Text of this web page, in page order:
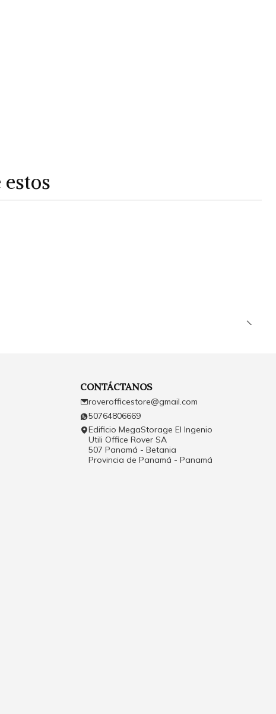
CONTÁCTANOS
roverofficestore@gmail.com
50764806669
Edificio MegaStorage El Ingenio
Utili Office Rover SA
507 Panamá - Betania
Provincia de Panamá - Panamá